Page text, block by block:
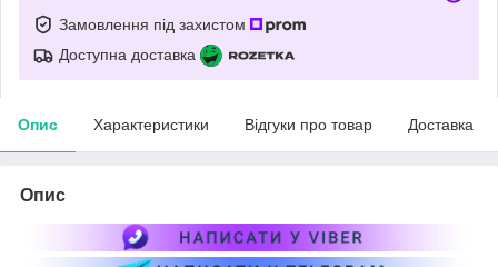
Замовлення під захистом
Доступна доставка
Опис Характеристики Відгуки про товар Доставка
Опис